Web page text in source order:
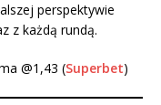
perspektywie
z każdą rundą.
@1,43 (Superbet)